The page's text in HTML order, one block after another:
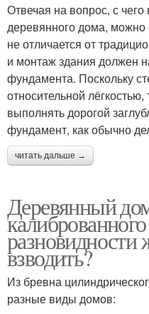
Отвечая на вопрос, с чего
деревянного дома, можно
не отличается от
и монтаж здания должен
фундамента. Поскольку
относительной
выполнять дорогой
фундамент, как обычно
читать дальше →
Деревянный
взводить?
Из бревна
разные виды домов: